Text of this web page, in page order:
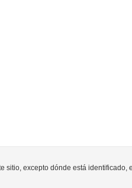
sitio, excepto dónde está identificado,